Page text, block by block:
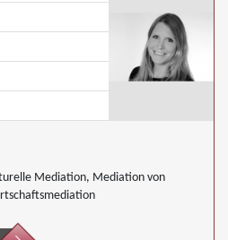
Wirtschaftsmediation
Mediation, Mediation von